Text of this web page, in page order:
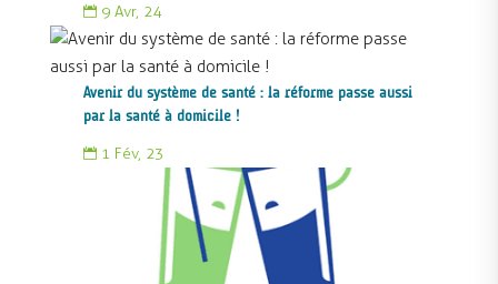
 9 Avr, 24
Avenir du système de santé : la réforme passe aussi
par la santé à domicile !
 1 Fév, 23